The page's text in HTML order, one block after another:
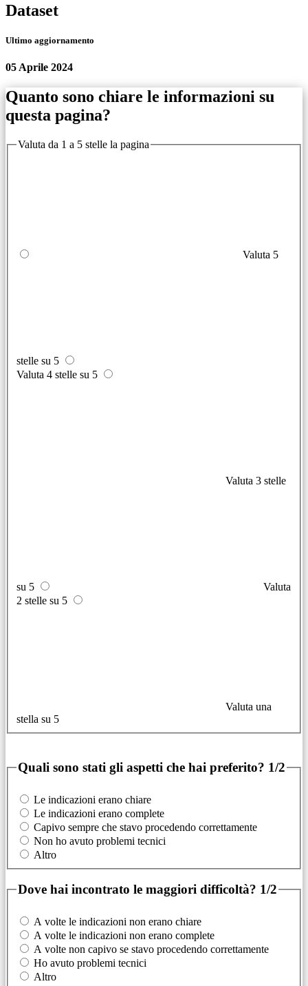
Dataset
Ultimo aggiornamento
05 Aprile 2024
Quanto sono chiare le informazioni su
questa pagina?
Valuta da 1 a 5 stelle la pagina
Valuta 5
stelle su 5
Valuta 4 stelle su 5
Valuta 3 stelle
su 5
Valuta
2 stelle su 5
Valuta una
stella su 5
Quali sono stati gli aspetti che hai preferito? 1/2
Le indicazioni erano chiare
Le indicazioni erano complete
Capivo sempre che stavo procedendo correttamente
Non ho avuto problemi tecnici
Altro
Dove hai incontrato le maggiori difficoltà? 1/2
A volte le indicazioni non erano chiare
A volte le indicazioni non erano complete
A volte non capivo se stavo procedendo correttamente
Ho avuto problemi tecnici
Altro